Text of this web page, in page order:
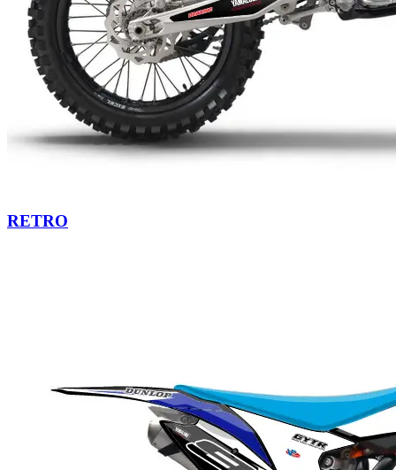
RETRO